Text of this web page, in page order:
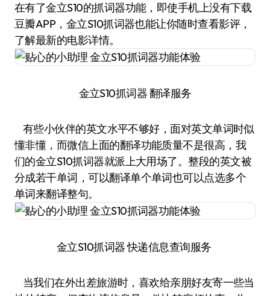
在有了金立S10的抓词器功能，即使手机上没有下载
豆瓣APP，金立S10抓词器也能让你随时查看影评，
了解最新的电影详情。
金立S10抓词器 翻译服务
有些小伙伴的英文水平不够好，面对英文单词时似
懂非懂，而微信上面的翻译功能质量不是很高，我
们的金立S10抓词器就派上大用场了。整段的英文被
分成若干单词，可以翻译单个单词也可以点选多个
单词来翻译整句。
金立S10抓词器 快递信息查询服务
当我们在外出差旅游时，喜欢给亲朋好友寄一些当